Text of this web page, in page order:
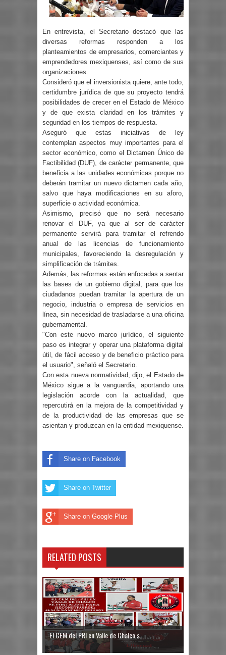
En entrevista, el Secretario destacó que las
diversas reformas responden a los
planteamientos de empresarios, comerciantes y
emprendedores mexiquenses, así como de sus
organizaciones.
Consideró que el inversionista quiere, ante todo,
certidumbre jurídica de que su proyecto tendrá
posibilidades de crecer en el Estado de México
y de que exista claridad en los trámites y
seguridad en los tiempos de respuesta.
Aseguró que estas iniciativas de ley
contemplan aspectos muy importantes para el
sector económico, como el Dictamen Único de
Factibilidad (DUF), de carácter permanente, que
beneficia a las unidades económicas porque no
deberán tramitar un nuevo dictamen cada año,
salvo que haya modificaciones en su aforo,
superficie o actividad económica.
Asimismo, precisó que no será necesario
renovar el DUF, ya que al ser de carácter
permanente servirá para tramitar el refrendo
anual de las licencias de funcionamiento
municipales, favoreciendo la desregulación y
simplificación de trámites.
Además, las reformas están enfocadas a sentar
las bases de un gobierno digital, para que los
ciudadanos puedan tramitar la apertura de un
negocio, industria o empresa de servicios en
línea, sin necesidad de trasladarse a una oficina
gubernamental.
"Con este nuevo marco jurídico, el siguiente
paso es integrar y operar una plataforma digital
útil, de fácil acceso y de beneficio práctico para
el usuario", señaló el Secretario.
Con esta nueva normatividad, dijo, el Estado de
México sigue a la vanguardia, aportando una
legislación acorde con la actualidad, que
repercutirá en la mejora de la competitividad y
de la productividad de las empresas que se
asientan y produzcan en la entidad mexiquense.
Share on Facebook
Share on Twitter
Share on Google Plus
RELATED POSTS
El CEM del PRI en Valle de Chalco s...